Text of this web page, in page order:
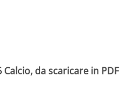
da scaricare in PDF